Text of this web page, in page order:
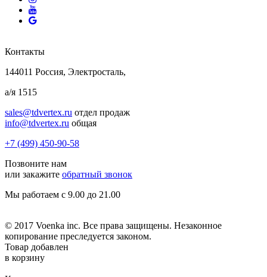
Контакты
144011 Россия, Электросталь,
а/я 1515
sales@tdvertex.ru отдел продаж
info@tdvertex.ru общая
+7 (499) 450-90-58
Позвоните нам
или закажите обратный звонок
Мы работаем с 9.00 до 21.00
© 2017 Voenka inc. Все права защищены. Незаконное
копирование преследуется законом.
Товар добавлен
в корзину